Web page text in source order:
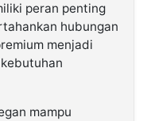
peran penting
hubungan
menjadi
mampu